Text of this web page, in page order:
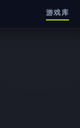
游戏库